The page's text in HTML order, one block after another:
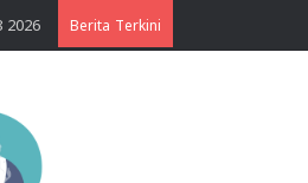
2026 Berita Terkini